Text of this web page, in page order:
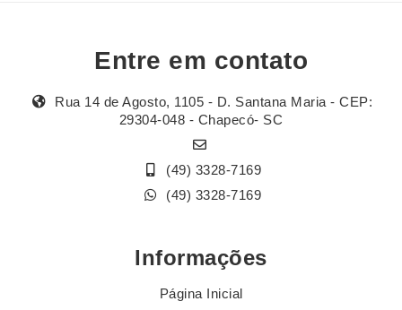
Entre em contato
Rua 14 de Agosto, 1105 - D. Santana Maria - CEP:
29304-048 - Chapecó- SC
(49) 3328-7169
(49) 3328-7169
Informações
Página Inicial